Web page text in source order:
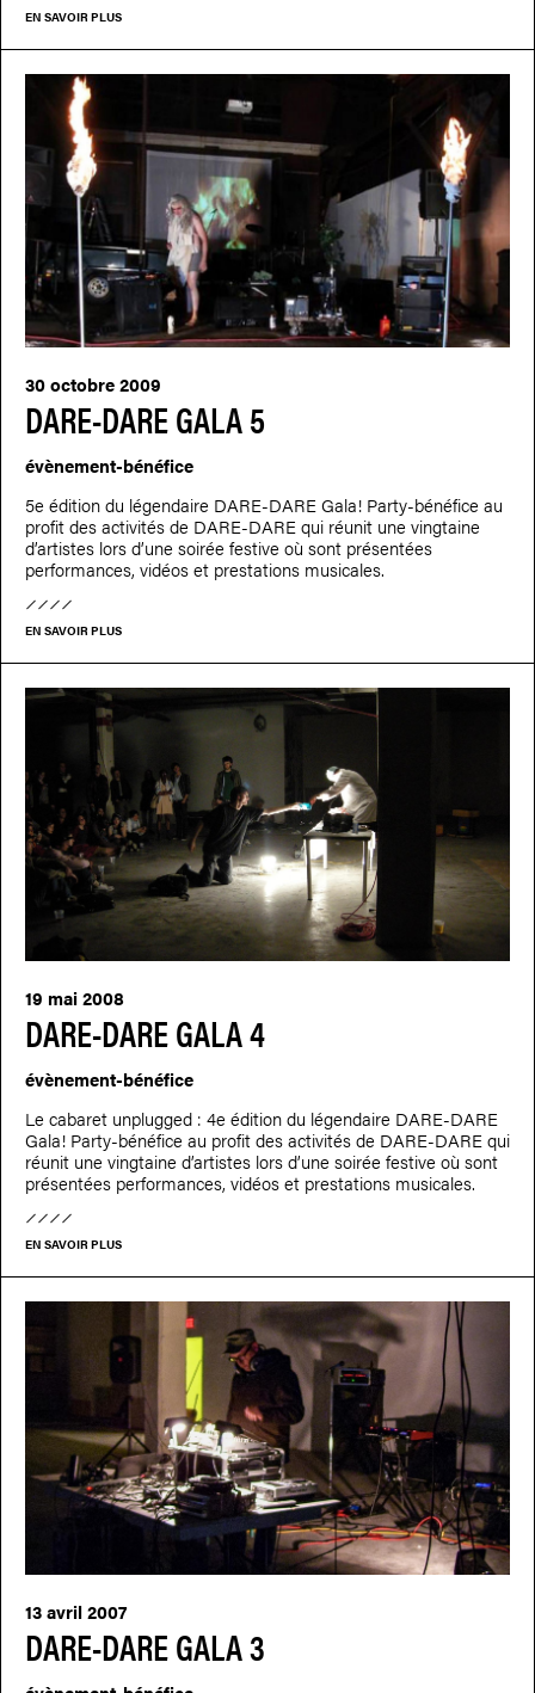
EN SAVOIR PLUS
DARE-DARE GALA 5
30 octobre 2009
évènement-bénéfice
5e édition du légendaire DARE-DARE Gala! Party-bénéfice au
profit des activités de DARE-DARE qui réunit une vingtaine
d’artistes lors d’une soirée festive où sont présentées
performances, vidéos et prestations musicales.
EN SAVOIR PLUS
DARE-DARE GALA 4
19 mai 2008
évènement-bénéfice
Le cabaret unplugged : 4e édition du légendaire DARE-DARE
Gala! Party-bénéfice au profit des activités de DARE-DARE qui
réunit une vingtaine d’artistes lors d’une soirée festive où sont
présentées performances, vidéos et prestations musicales.
EN SAVOIR PLUS
DARE-DARE GALA 3
13 avril 2007